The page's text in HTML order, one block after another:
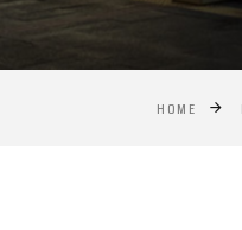
HOME